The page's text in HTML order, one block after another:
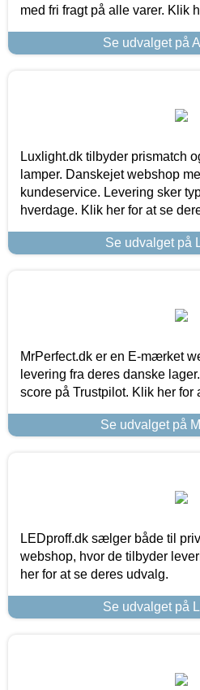
med fri fragt på alle varer. Klik
Se udvalget på
Luxlight.dk tilbyder prismatch
lamper. Danskejet webshop
kundeservice. Levering sker
hverdage. Klik her for at se
Se udvalget på
MrPerfect.dk er en E-mærket
levering fra deres danske
score på Trustpilot. Klik her for
Se udvalget på
LEDproff.dk sælger både til
webshop, hvor de tilbyder
her for at se deres udvalg.
Se udvalget på